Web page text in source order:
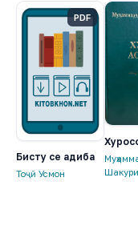
PDF
Бисту се адиба
Тоҷӣ Усмон